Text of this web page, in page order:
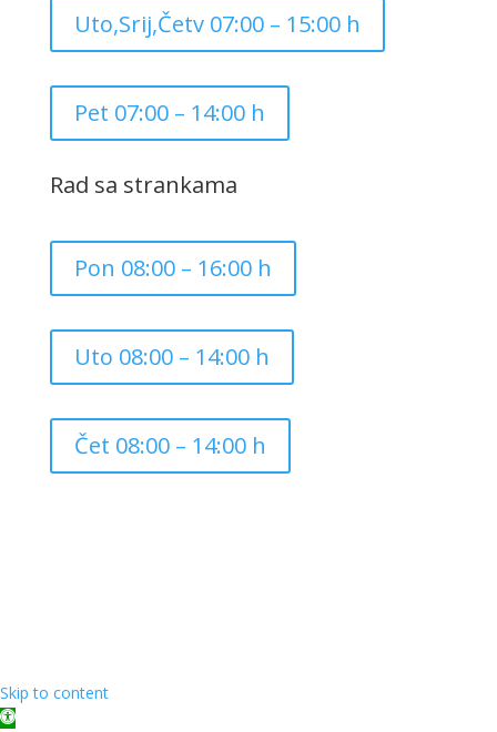
Uto,Srij,Četv 07:00 – 15:00 h
Pet 07:00 – 14:00 h
Rad sa strankama
Pon 08:00 – 16:00 h
Uto 08:00 – 14:00 h
Čet 08:00 – 14:00 h
Skip to content
Open toolbar